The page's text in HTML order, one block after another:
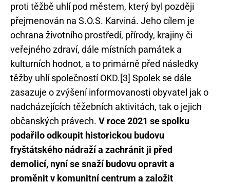
proti těžbě uhlí pod městem, který byl později
přejmenován na S.O.S. Karviná. Jeho cílem je
ochrana životního prostředí, přírody, krajiny či
veřejného zdraví, dále místních památek a
kulturních hodnot, a to primárně před následky
těžby uhlí společností OKD.[3] Spolek se dále
zasazuje o zvýšení informovanosti obyvatel jak o
nadcházejících těžebních aktivitách, tak o jejich
občanských právech. V roce 2021 se spolku
podařilo odkoupit historickou budovu
fryštátského nádraží a zachránit ji před
demolicí, nyní se snaží budovu opravit a
proměnit v komunitní centrum a založit